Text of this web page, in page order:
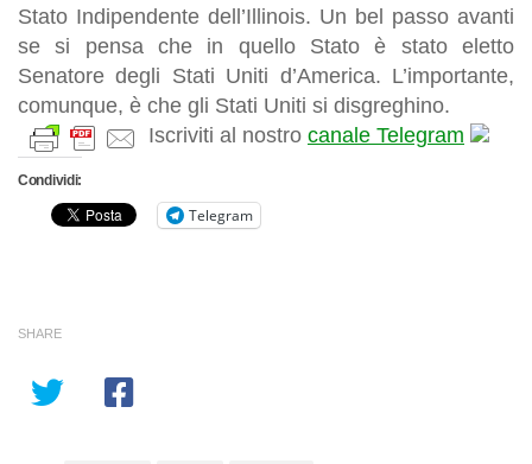
Stato Indipendente dell’Illinois. Un bel passo avanti
se si pensa che in quello Stato è stato eletto
Senatore degli Stati Uniti d’America. L’importante,
comunque, è che gli Stati Uniti si disgreghino.
Iscriviti al nostro canale Telegram
Condividi:
Telegram
SHARE